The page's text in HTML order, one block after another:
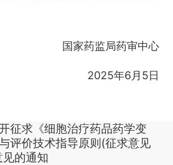
国家药监局药审中心
2025年6月5日
征求《细胞治疗药品药学变
评价技术指导原则(征求意见
的通知